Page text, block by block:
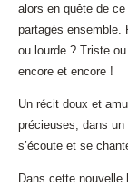
alors en quête de
partagés ensemble.
ou lourde ? Triste
encore et encore !
Un récit doux et
précieuses, dans
s’écoute et se
Dans cette